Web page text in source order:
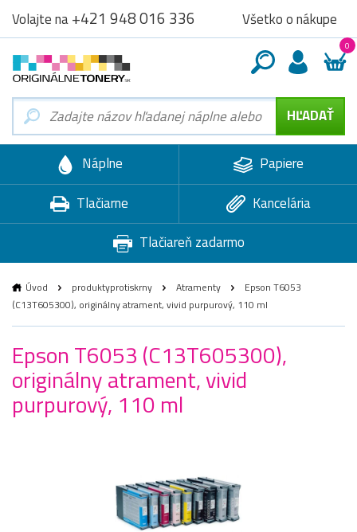
Volajte na+421 948 016 336 Všetko o nákupe
0
Náplne
Papiere
Tlačiarne
Kancelária
Tlačiareň zadarmo
Úvod produktyprotiskrny Atramenty
Epson T6053
(C13T605300), originálny atrament, vivid purpurový, 110 ml
Epson T6053 (C13T605300),
originálny atrament, vivid
purpurový, 110 ml